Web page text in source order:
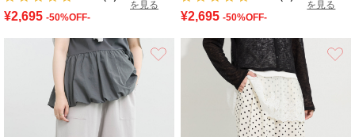
を見る
¥2,695 -50%OFF-
を見る
¥2,695 -50%OFF-
お気に入り